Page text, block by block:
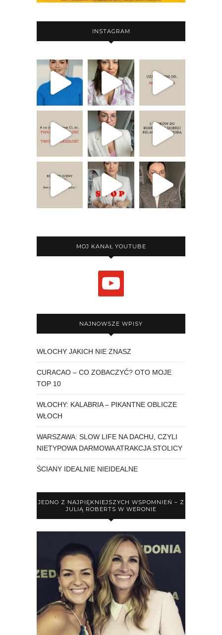
INSTAGRAM
MOJ KANAŁ YOUTUBE
youtube
NAJNOWSZE WPISY
WŁOCHY JAKICH NIE ZNASZ
CURACAO – CO ZOBACZYĆ? OTO MOJE
TOP 10
WŁOCHY: KALABRIA – PIKANTNE OBLICZE
WŁOCH
WARSZAWA: SLOW LIFE NA DACHU, CZYLI
NIETYPOWA DARMOWA ATRAKCJA STOLICY
ŚCIANY IDEALNIE NIEIDEALNE
JEDNO Z NAJPIĘKNIEJSZYCH WSPOMNIEŃ – Z
JULIĄ ROBERTS W WERONIE